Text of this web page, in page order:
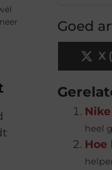
Goed
X
heel
Hoe